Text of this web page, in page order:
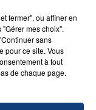
fermer", ou affiner en
mes choix".
sans
pour ce site. Vous
à tout
de chaque page.